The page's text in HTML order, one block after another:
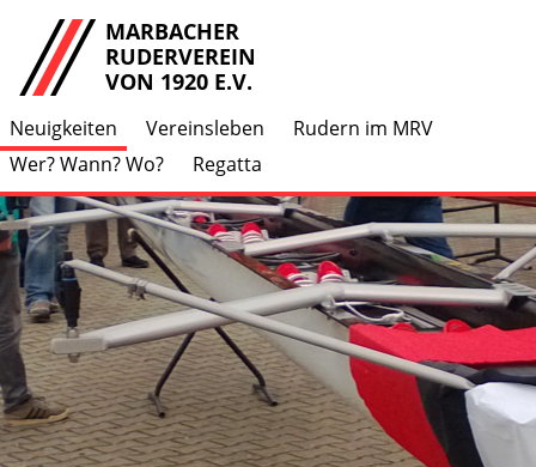
MARBACHER
RUDERVEREIN
VON 1920 E.V.
Neuigkeiten Vereinsleben
Rudern im MRV
Wer? Wann? Wo?
Regatta